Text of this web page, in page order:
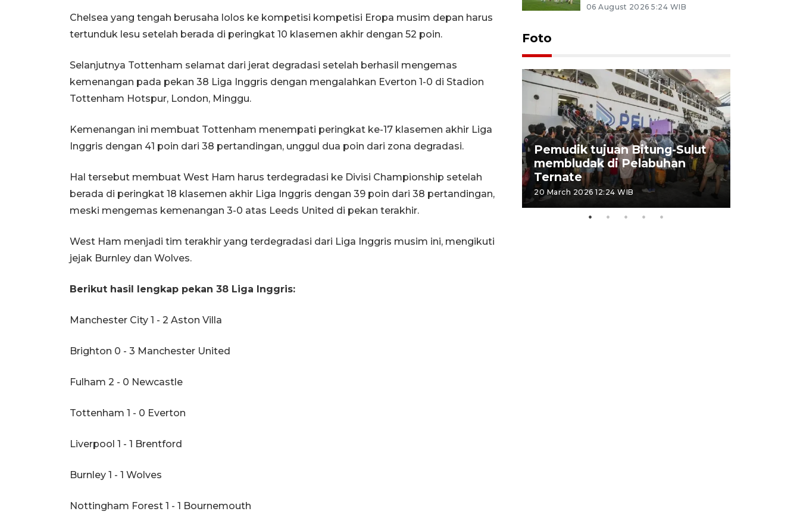
Chelsea yang tengah berusaha lolos ke kompetisi kompetisi Eropa musim depan harus
tertunduk lesu setelah berada di peringkat 10 klasemen akhir dengan 52 poin.
Selanjutnya Tottenham selamat dari jerat degradasi setelah berhasil mengemas
kemenangan pada pekan 38 Liga Inggris dengan mengalahkan Everton 1-0 di Stadion
Tottenham Hotspur, London, Minggu.
Kemenangan ini membuat Tottenham menempati peringkat ke-17 klasemen akhir Liga
Inggris dengan 41 poin dari 38 pertandingan, unggul dua poin dari zona degradasi.
Hal tersebut membuat West Ham harus terdegradasi ke Divisi Championship setelah
berada di peringkat 18 klasemen akhir Liga Inggris dengan 39 poin dari 38 pertandingan,
meski mengemas kemenangan 3-0 atas Leeds United di pekan terakhir.
West Ham menjadi tim terakhir yang terdegradasi dari Liga Inggris musim ini, mengikuti
jejak Burnley dan Wolves.
Berikut hasil lengkap pekan 38 Liga Inggris:
Manchester City 1 - 2 Aston Villa
Brighton 0 - 3 Manchester United
Fulham 2 - 0 Newcastle
Tottenham 1 - 0 Everton
Liverpool 1 - 1 Brentford
Burnley 1 - 1 Wolves
Nottingham Forest 1 - 1 Bournemouth
06 August 2026 5:24 WIB
Foto
Provinsi Sulut
23 September 2025 18:08 WIB
Pemudik tujuan Bitung-Sulut
membludak di Pelabuhan
Ternate
20 March 2026 12:24 WIB